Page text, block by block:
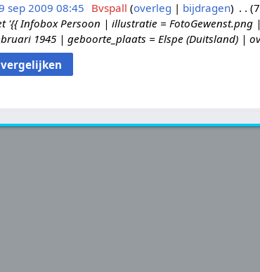
sep 2009 08:45 Bvspall overleg bijdragen
'{{ Infobox Persoon | illustratie = FotoGewenst.png
1945 | geboorte_plaats = Elspe (Duitsland) |